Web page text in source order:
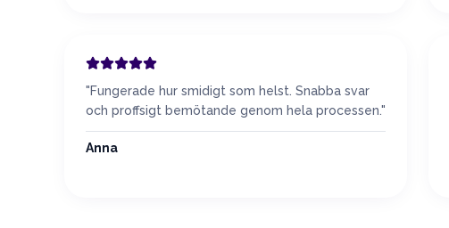
"Fungerade hur smidigt som helst. Snabba svar
och proffsigt bemötande genom hela processen."
Anna